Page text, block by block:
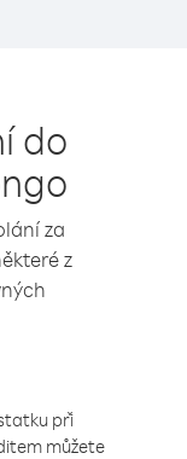
do
za
z
při
můžete